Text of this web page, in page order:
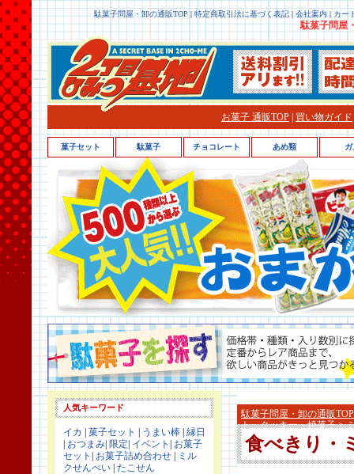
駄菓子問屋・卸の通販TOP | 特定商取引法に基づく表記 | 会社案内 | カー
駄菓子問屋
お菓子 通販TOP 買い物ガイド
人気キーワード
イカ 菓子セット うまい棒 縁日
おつまみ 限定 イベント
お菓子
セット
お菓子詰め合わせ
ミル
クせんべい たこせん
駄菓子問屋・卸の通販TOP
ト・クッキー・焼菓子>
食べきり・